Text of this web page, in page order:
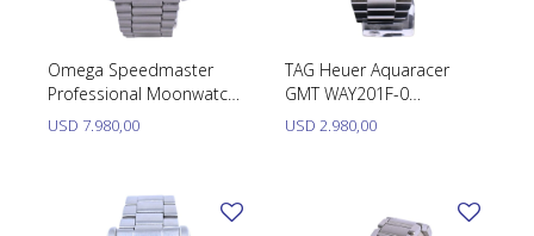
Omega Speedmaster
Professional Moonwatch
105.012-65 año 1965
calibre 321.
USD 7.980,00
TAG Heuer Aquaracer
GMT WAY201F-0
automático calibre 7 gmt
caja 43mm. Año 2021 con
USD 2.980,00